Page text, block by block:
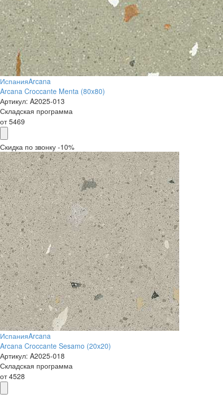
ИспанияArcana
Arcana Croccante Menta (80x80)
Артикул: A2025-013
Складская программа
от5469
Скидка по звонку -10%
ИспанияArcana
Arcana Croccante Sesamo (20x20)
Артикул: A2025-018
Складская программа
от4528